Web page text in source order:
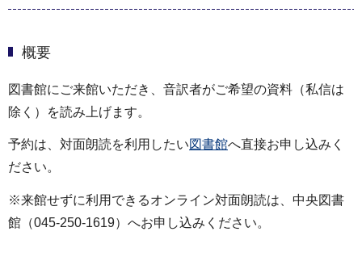
概要
図書館にご来館いただき、音訳者がご希望の資料（私信は
除く）を読み上げます。
予約は、対面朗読を利用したい図書館へ直接お申し込みく
ださい。
※来館せずに利用できるオンライン対面朗読は、中央図書
館（045-250-1619）へお申し込みください。